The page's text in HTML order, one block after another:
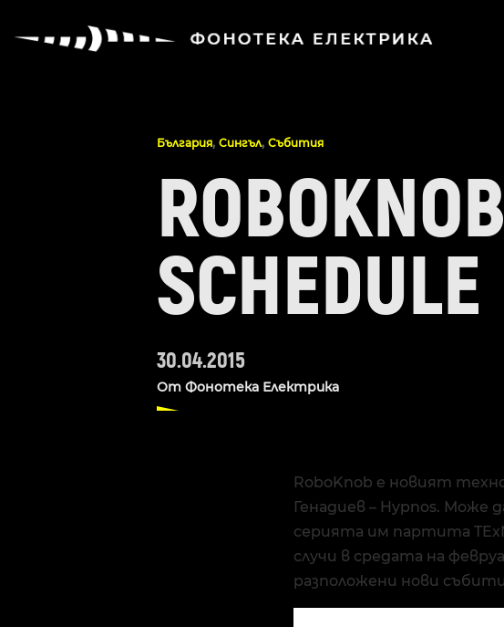
България, Сингъл, Събития
SCHEDULE
30.04.2015
От Фонотека Електрика
RoboKnob е новият
Генадиев – Hypnos. Може
серията им партита
случи в средата на
разположени нови